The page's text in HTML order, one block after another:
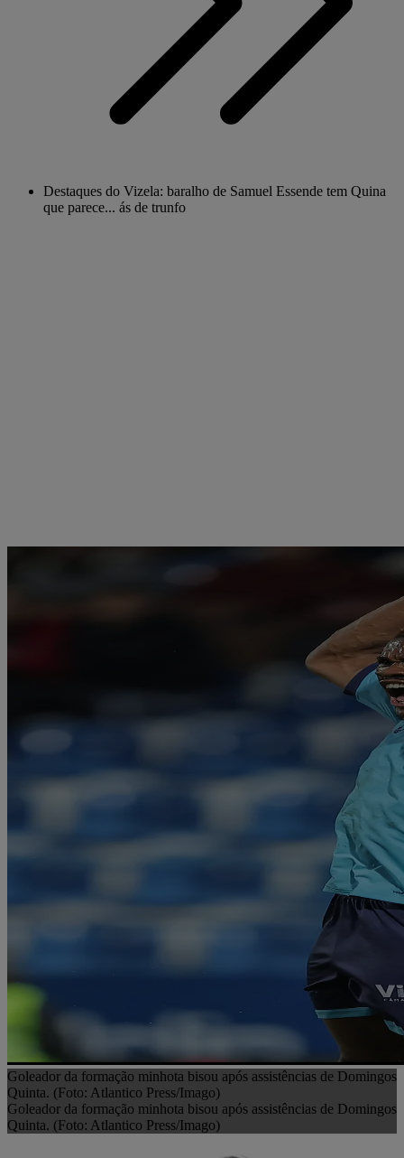
Destaques do Vizela: baralho de Samuel Essende tem Quina
que parece... ás de trunfo
Goleador da formação minhota bisou após assistências de Domingos
Quinta. (Foto: Atlantico Press/Imago)
Goleador da formação minhota bisou após assistências de Domingos
Quinta. (Foto: Atlantico Press/Imago)